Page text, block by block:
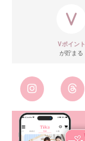
Vポイント
が貯まる